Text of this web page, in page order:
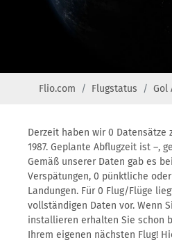
Flio.com Flugstatus Gol
Derzeit haben wir 0 Datensätze
1987. Geplante Abflugzeit ist –,
Gemäß unserer Daten gab es
Verspätungen, 0 pünktliche
Landungen. Für 0 Flug/Flüge
vollständigen Daten vor. Wenn
installieren erhalten Sie schon
Ihrem eigenen nächsten Flug!